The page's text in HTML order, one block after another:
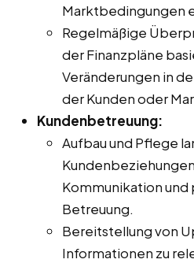
Marktbedingungen
Regelmäßige
der Finanzpläne
Veränderungen in
der Kunden oder
Kundenbetreuung:
Aufbau und Pflege
Kommunikation und
Betreuung.
Bereitstellung von
Informationen zu